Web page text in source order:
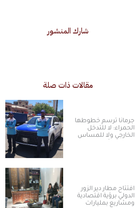
شارك المنشور
مقالات ذات صلة
جرمانا ترسم خطوطها
الحمراء: لا للتدخل
الخارجي ولا للمساس
افتتاح مطار دير الزور
الدولي برؤية اقتصادية
ومشاريع بمليارات